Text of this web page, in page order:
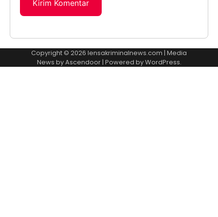
Copyright © 2026 lensakriminalnews.com | Media
News byAscendoor| Powered byWordPress.